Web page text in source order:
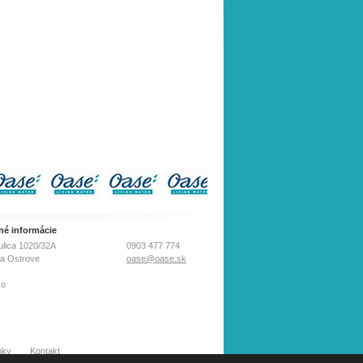
informácie
0903 477 774
oase@oase.sk
1020/32A
Ostrove
Kontakt